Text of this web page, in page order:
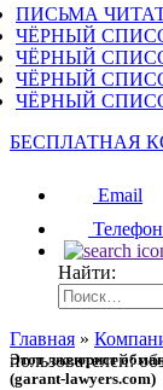
ПИСЬМА
ЧЁРНЫЙ
ЧЁРНЫЙ
ЧЁРНЫЙ
ЧЁРНЫЙ
БЕСПЛАТНАЯ
Email
Телефон
Найти:
Главная »
пользователей:
Этот лжеюрист
(garant-lawyers.com)